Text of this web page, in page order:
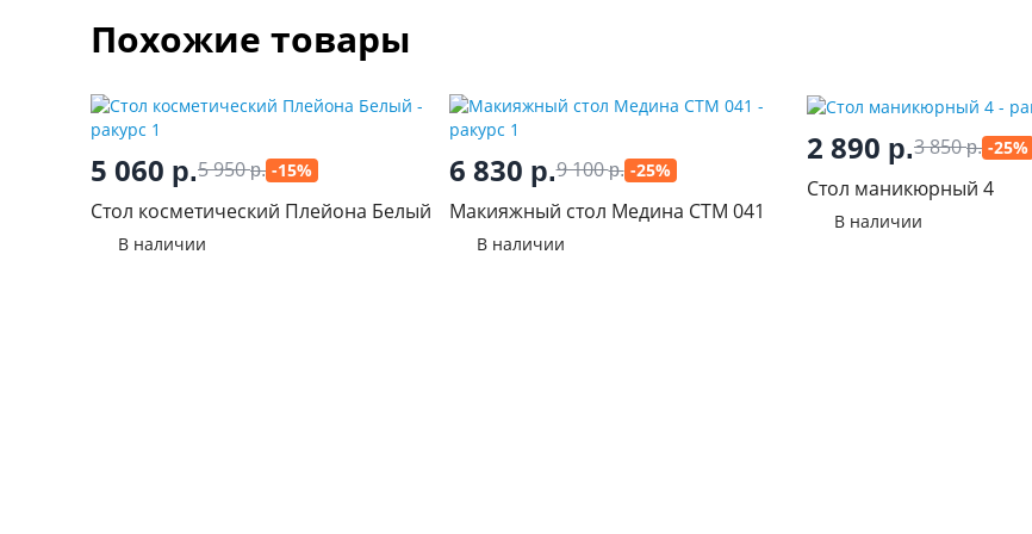
Похожие товары
5 060 р.5 950р. -15%
Стол косметический Плейона Белый
В наличии
6 830 р.9 100р. -25%
Макияжный стол Медина СТМ 041
В наличии
2 890 р.3 850р. -25%
Стол маникюрный 4
В наличии